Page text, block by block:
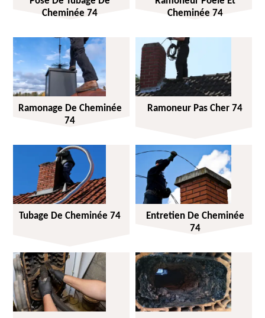
Cheminée 74
Cheminée 74
Ramonage De Cheminée
74
Ramoneur Pas Cher 74
Tubage De Cheminée 74
Entretien De Cheminée
74